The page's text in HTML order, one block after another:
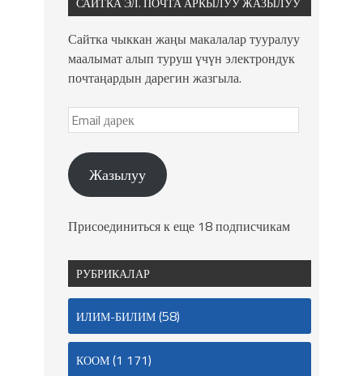
Сайтка чыккан жаңы макалалар тууралуу
маалымат алып туруш үчүн электрондук
почтаңардын дарегин жазгыла.
Жазылуу
Присоединиться к еще 18 подписчикам
РУБРИКАЛАР
ИЛИМ-БИЛИМ(58)
КООМ(1 171)